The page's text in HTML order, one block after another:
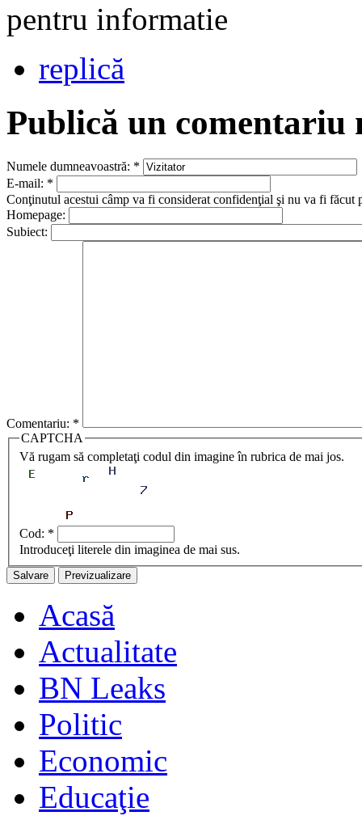
pentru informatie
replică
Publică un comentariu
Numele dumneavoastră: *
E-mail: *
Conţinutul acestui câmp va fi considerat confidenţial şi nu va fi făcut
Homepage:
Subiect:
Comentariu: *
CAPTCHA
Vă rugam să completaţi codul din imagine în rubrica de mai jos.
Cod: *
Introduceţi literele din imaginea de mai sus.
Acasă
Actualitate
BN Leaks
Politic
Economic
Educaţie